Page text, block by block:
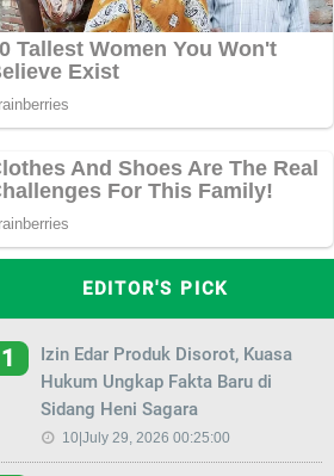
EDITOR'S PICK
1
Izin Edar Produk Disorot, Kuasa
Hukum Ungkap Fakta Baru di
Sidang Heni Sagara
10|July 29, 2026 00:25:00